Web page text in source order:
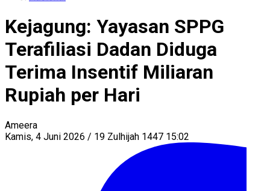
Kejagung: Yayasan SPPG
Terafiliasi Dadan Diduga
Terima Insentif Miliaran
Rupiah per Hari
Ameera
Kamis, 4 Juni 2026 / 19 Zulhijah 1447 15:02